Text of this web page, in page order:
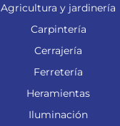
Agricultura y jardinería
Carpintería
Cerrajería
Ferretería
Heramientas
Iluminación